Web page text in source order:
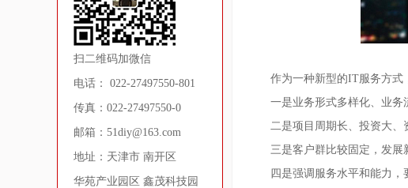
扫二维码加微信
电话： 022-27497550-801
传真：022-27497550-0
邮箱：51diy@163.com
地址：天津市 南开区
华苑产业园区 鑫茂科技园
作为一种新型的IT服务方式
一是业务形式多样化、业务
二是项目周期长、投资大、
三是客户群比较固定，发展
四是强调服务水平和能力，